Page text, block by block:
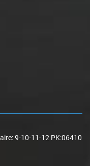
9-10-11-12 PK:06410